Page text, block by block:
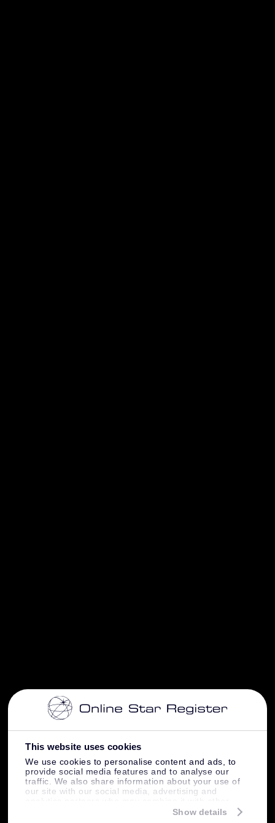
This website uses cookies
We use cookies to personalise content and ads, to
provide social media features and to analyse our
traffic. We also share information about your use of
our site with our social media, advertising and
information that you’ve provided to them or that
Show details